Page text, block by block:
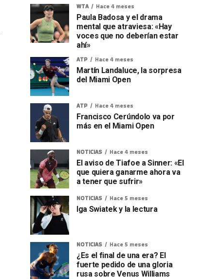
WTA Hace 4 meses
Paula Badosa y el drama
mental que atraviesa: «Hay
voces que no deberían estar
ahí»
ATP Hace 4 meses
Martín Landaluce, la sorpresa
del Miami Open
ATP Hace 4 meses
Francisco Cerúndolo va por
más en el Miami Open
NOTICIAS Hace 4 meses
El aviso de Tiafoe a Sinner: «El
que quiera ganarme ahora va
a tener que sufrir»
NOTICIAS Hace 5 meses
Iga Swiatek y la lectura
NOTICIAS Hace 5 meses
¿Es el final de una era? El
fuerte pedido de una gloria
rusa sobre Venus Williams